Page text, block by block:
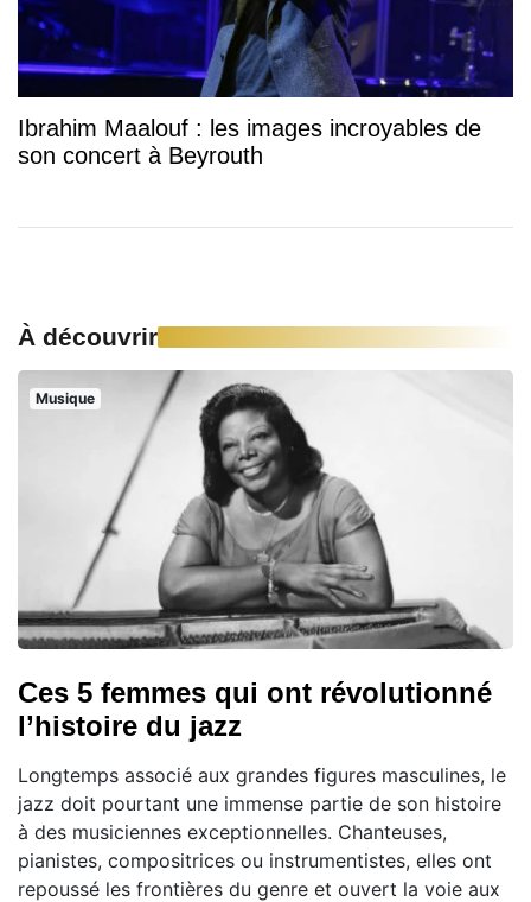
Ibrahim Maalouf : les images incroyables de
son concert à Beyrouth
À découvrir
Musique
Ces 5 femmes qui ont révolutionné
l’histoire du jazz
Longtemps associé aux grandes figures masculines, le
jazz doit pourtant une immense partie de son histoire
à des musiciennes exceptionnelles. Chanteuses,
pianistes, compositrices ou instrumentistes, elles ont
repoussé les frontières du genre et ouvert la voie aux